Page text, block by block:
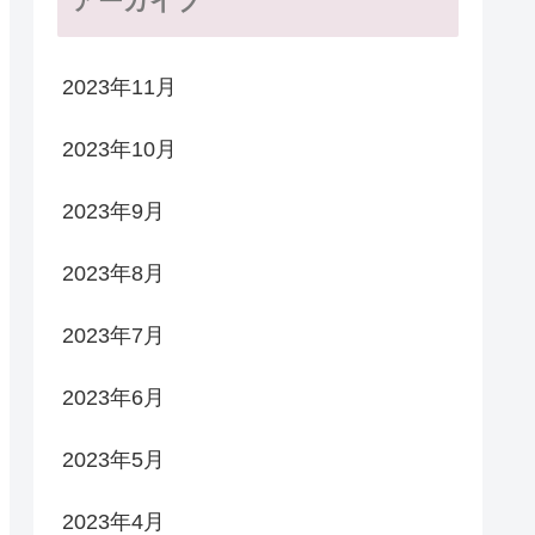
2023年11月
2023年10月
2023年9月
2023年8月
2023年7月
2023年6月
2023年5月
2023年4月